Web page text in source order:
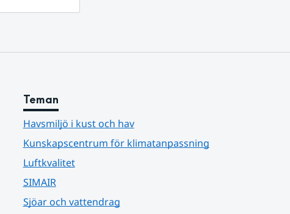
Teman
Havsmiljö i kust och hav
Kunskapscentrum för klimatanpassning
Luftkvalitet
SIMAIR
Sjöar och vattendrag